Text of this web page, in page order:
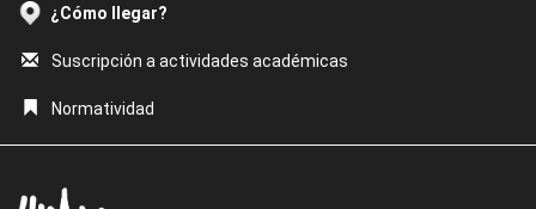
¿Cómo llegar?
Suscripción a actividades académicas
Normatividad